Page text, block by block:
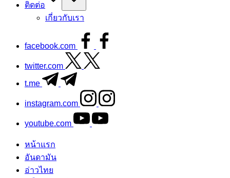
ติดต่อ
เกี่ยวกับเรา
facebook.com
twitter.com
t.me
instagram.com
youtube.com
หน้าแรก
อันดามัน
อ่าวไทย